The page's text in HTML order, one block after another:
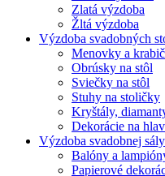
Zlatá výzdoba
Žltá výzdoba
Výzdoba svadobných
Menovky a
Obrúsky na stôl
Sviečky na stôl
Stuhy na stoličky
Kryštály,
Dekorácie na
Výzdoba svadobnej sály
Balóny a
Papierové